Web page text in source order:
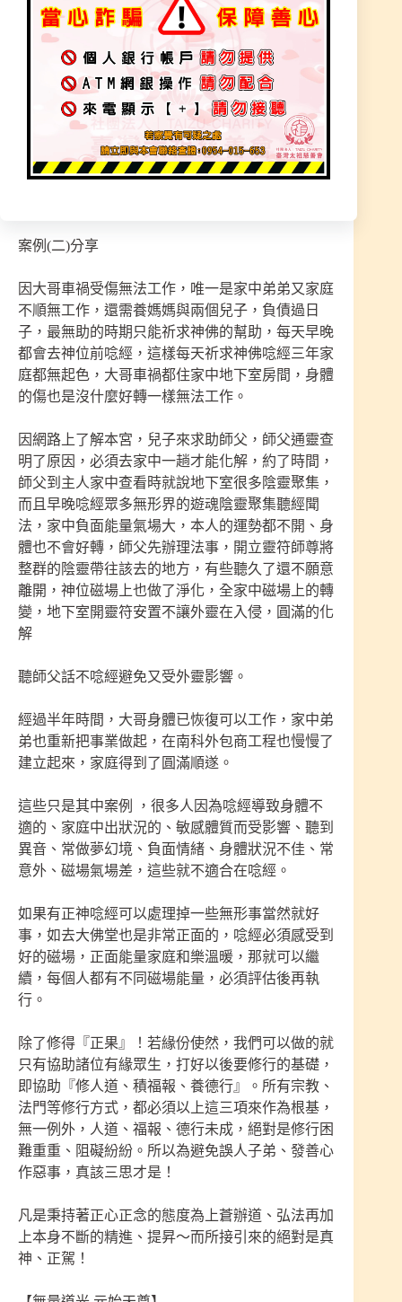
了，難到真的就是業障太深嗎？
最近小女兒的事，老公住院，心裡難過，才開始在
家又開始早晚都唸經，師父靈通查了一下，家中陰
氣、陰靈太多，身上卡的都是長期陰氣影響，是因
為每天都唸經又常去宮廟所跟回來家中，眾多無形
界的遊魂聚集過來聽經聞法，導致家中開始很混
亂，不是身體生病就是出意外或是負面情緒想法，
師父指示必須先從家中處理才能完善，需要把家中
案例(二)分享
因大哥車禍受傷無法工作，唯一是家中弟弟又家庭
不順無工作，還需養媽媽與兩個兒子，負債過日
子，最無助的時期只能祈求神佛的幫助，每天早晚
都會去神位前唸經，這樣每天祈求神佛唸經三年家
庭都無起色，大哥車禍都住家中地下室房間，身體
的傷也是沒什麼好轉一樣無法工作。
因網路上了解本宮，兒子來求助師父，師父通靈查
明了原因，必須去家中一趟才能化解，約了時間，
師父到主人家中查看時就說地下室很多陰靈聚集，
而且早晚唸經眾多無形界的遊魂陰靈聚集聽經聞
法，家中負面能量氣場大，本人的運勢都不開、身
體也不會好轉，師父先辦理法事，開立靈符師尊將
整群的陰靈帶往該去的地方，有些聽久了還不願意
離開，神位磁場上也做了淨化，全家中磁場上的轉
變，地下室開靈符安置不讓外靈在入侵，圓滿的化
解
聽師父話不唸經避免又受外靈影響。
經過半年時間，大哥身體已恢復可以工作，家中弟
弟也重新把事業做起，在南科外包商工程也慢慢了
建立起來，家庭得到了圓滿順遂。
這些只是其中案例 ，很多人因為唸經導致身體不
適的、家庭中出狀況的、敏感體質而受影響、聽到
異音、常做夢幻境、負面情緒、身體狀況不佳、常
意外、磁場氣場差，這些就不適合在唸經。
如果有正神唸經可以處理掉一些無形事當然就好
事，如去大佛堂也是非常正面的，唸經必須感受到
好的磁場，正面能量家庭和樂溫暖，那就可以繼
續，每個人都有不同磁場能量，必須評估後再執
行。
除了修得『正果』！若緣份使然，我們可以做的就
只有協助諸位有緣眾生，打好以後要修行的基礎，
即協助『修人道、積福報、養德行』。所有宗教、
法門等修行方式，都必須以上這三項來作為根基，
無一例外，人道、福報、德行未成，絕對是修行困
難重重、阻礙紛紛。所以為避免誤人子弟、發善心
作惡事，真該三思才是！
凡是秉持著正心正念的態度為上蒼辦道、弘法再加
上本身不斷的精進、提昇～而所接引來的絕對是真
神、正駕！